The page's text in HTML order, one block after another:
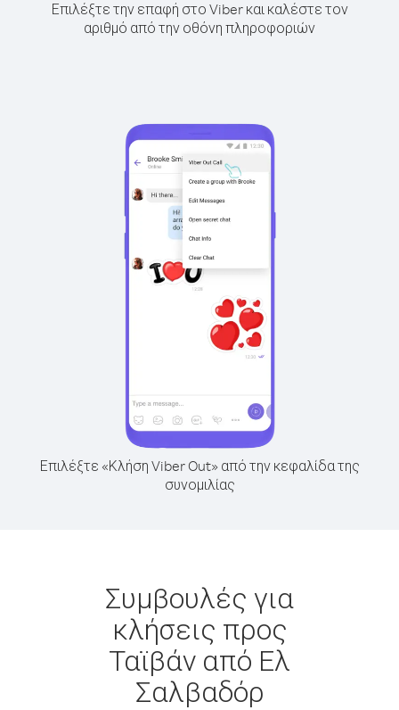
Επιλέξτε την επαφή στο Viber και καλέστε τον
αριθμό από την οθόνη πληροφοριών
Επιλέξτε «Κλήση Viber Out» από την κεφαλίδα της
συνομιλίας
Συμβουλές για
κλήσεις προς
Ταϊβάν από Ελ
Σαλβαδόρ